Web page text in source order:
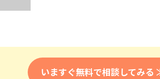
採用市場
調査・プレスリリース
いますぐ無料で相談してみる